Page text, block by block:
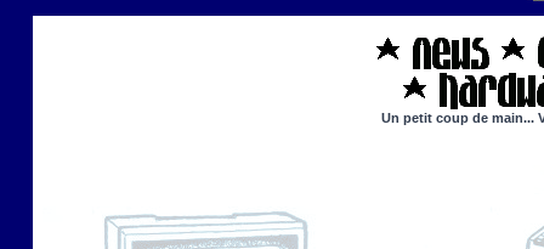
Un petit coup de main...